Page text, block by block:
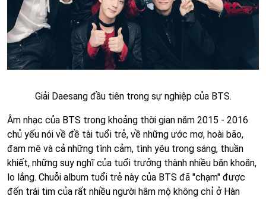
Giải Daesang đầu tiên trong sự nghiệp của BTS.
Âm nhạc của BTS trong khoảng thời gian năm 2015 - 2016
chủ yếu nói về đề tài tuổi trẻ, về những ước mơ, hoài bão,
đam mê và cả những tình cảm, tình yêu trong sáng, thuần
khiết, những suy nghĩ của tuổi trưởng thành nhiều băn khoăn,
lo lắng. Chuỗi album tuổi trẻ này của BTS đã "chạm" được
đến trái tim của rất nhiều người hâm mộ không chỉ ở Hàn